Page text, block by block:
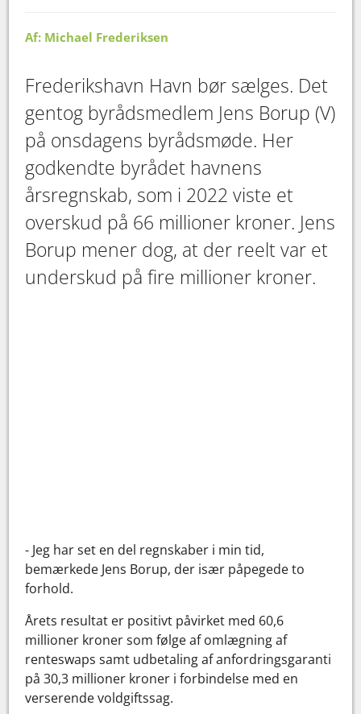
Af: Michael Frederiksen
Frederikshavn Havn bør sælges. Det
gentog byrådsmedlem Jens Borup (V)
på onsdagens byrådsmøde. Her
godkendte byrådet havnens
årsregnskab, som i 2022 viste et
overskud på 66 millioner kroner. Jens
Borup mener dog, at der reelt var et
underskud på fire millioner kroner.
- Jeg har set en del regnskaber i min tid,
bemærkede Jens Borup, der især påpegede to
forhold.
Årets resultat er positivt påvirket med 60,6
millioner kroner som følge af omlægning af
renteswaps samt udbetaling af anfordringsgaranti
på 30,3 millioner kroner i forbindelse med en
verserende voldgiftssag.